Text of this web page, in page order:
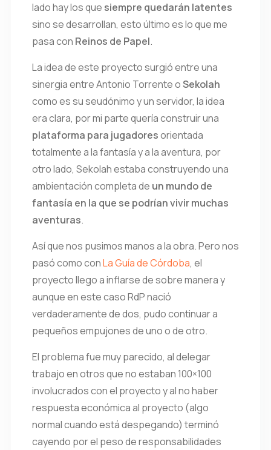
lado hay los que siempre quedarán latentes
sino se desarrollan, esto último es lo que me
pasa con Reinos de Papel.
La idea de este proyecto surgió entre una
sinergia entre Antonio Torrente oSekolah
como es su seudónimo y un servidor, la idea
era clara, por mi parte quería construir una
plataforma para jugadoresorientada
totalmente a la fantasía y a la aventura, por
otro lado, Sekolah estaba construyendo una
ambientación completa de un mundo de
fantasía en la que se podrían vivir muchas
aventuras.
Así que nos pusimos manos a la obra. Pero nos
pasó como conLa Guía de Córdoba, el
proyecto llego a inflarse de sobre manera y
aunque en este caso RdP nació
verdaderamente de dos, pudo continuar a
pequeños empujones de uno o de otro.
El problema fue muy parecido, al delegar
trabajo en otros que no estaban 100×100
involucrados con el proyecto y al no haber
respuesta económica al proyecto (algo
normal cuando está despegando) terminó
cayendo por el peso de responsabilidades